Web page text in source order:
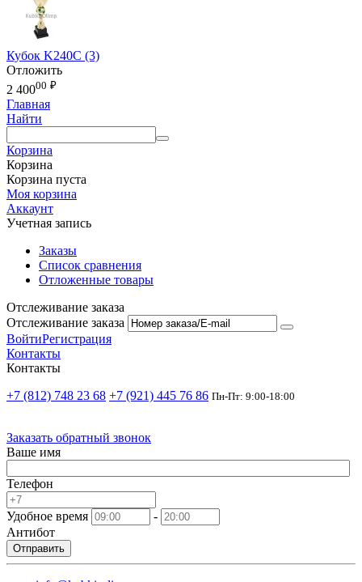
Кубок K240C (3)
Отложить
2 40000 ₽
Главная
Найти
Корзина
Корзина
Корзина пуста
Моя корзина
Аккаунт
Учетная запись
Заказы
Список сравнения
Отложенные товары
Отслеживание заказа
Отслеживание заказа
ВойтиРегистрация
Контакты
Контакты
+7 (812) 748 23 68 +7 (921) 445 76 86 Пн-Пт: 9:00-18:00
Заказать обратный звонок
Ваше имя
Телефон
Удобное время
-
Антибот
Отправить